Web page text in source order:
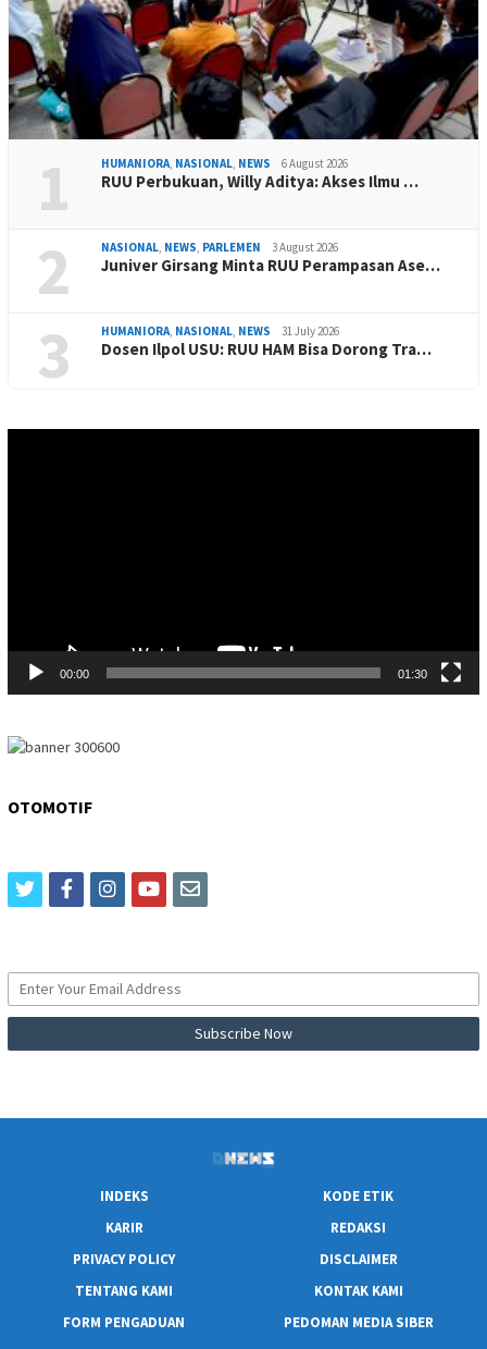
1 HUMANIORA, NASIONAL, NEWS 6 August 2026
RUU Perbukuan, Willy Aditya: Akses Ilmu …
2 NASIONAL, NEWS, PARLEMEN 3 August 2026
Juniver Girsang Minta RUU Perampasan Ase…
3 HUMANIORA, NASIONAL, NEWS 31 July 2026
Dosen Ilpol USU: RUU HAM Bisa Dorong Tra…
00:00 01:30
OTOMOTIF
twitterfacebookinstagram
youtubeemail
INDEKS
KODE ETIK
KARIR
REDAKSI
PRIVACY POLICY
DISCLAIMER
TENTANG KAMI
KONTAK KAMI
FORM PENGADUAN
PEDOMAN MEDIA SIBER